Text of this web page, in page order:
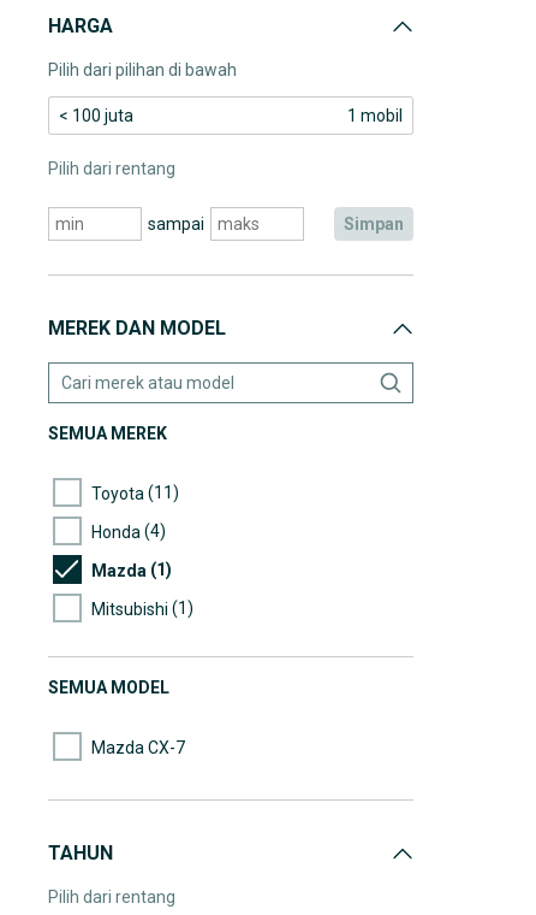
HARGA
Pilih dari pilihan di bawah
< 100 juta 1 mobil
Pilih dari rentang
sampai simpan
MEREK DAN MODEL
SEMUA MEREK
Toyota (11)
Honda (4)
Mazda (1)
Mitsubishi (1)
SEMUA MODEL
Mazda CX-7
TAHUN
Pilih dari rentang